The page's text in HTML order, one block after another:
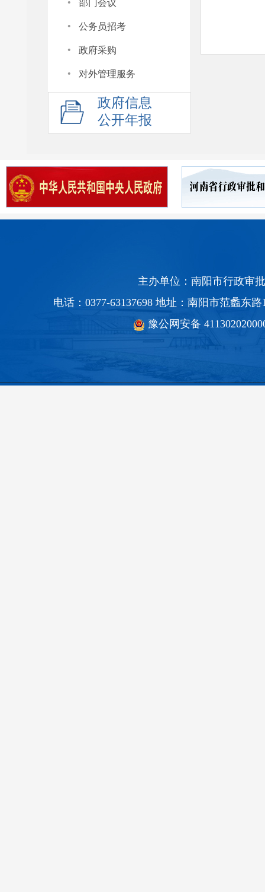
部门会议
· 公务员招考
· 政府采购
· 对外管理服务
政府信息
公开年报
主办单位：南阳市行政审
电话：0377-63137698 地址：南阳市范蠡东
豫公网安备